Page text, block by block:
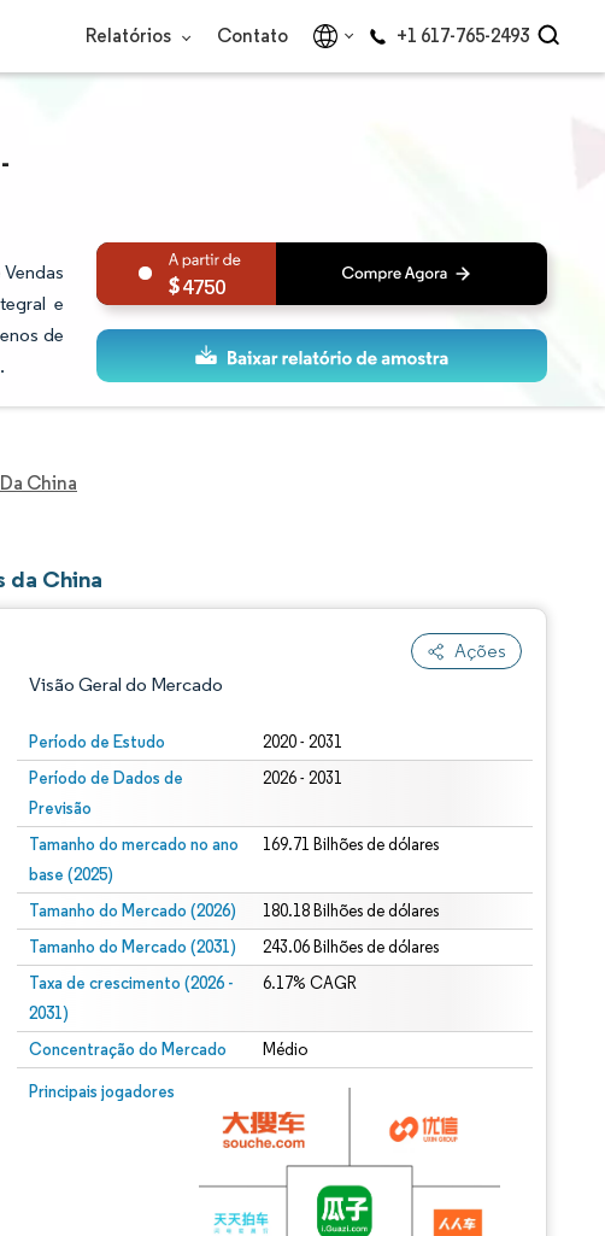
Relatórios Contato +1 617-765-2493
e
de
4750
China
da China
Ações
Visão Geral do Mercado
Período de Estudo 2020 - 2031
Período de Dados de
Previsão
2026 - 2031
Tamanho do mercado no ano
base (2025)
169.71 Bilhões de dólares
Tamanho do Mercado (2026) 180.18 Bilhões de dólares
Tamanho do Mercado (2031) 243.06 Bilhões de dólares
Taxa de crescimento (2026 -
2031)
6.17% CAGR
Concentração do Mercado Médio
Principais jogadores
Imagem © Mordor Intelligence. O reuso requer atribuição conforme CC BY 4.0.
atribuição conforme CC BY 4.0.